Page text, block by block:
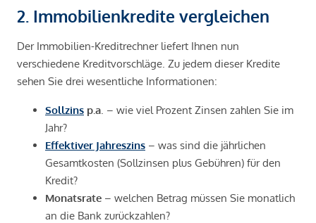
2. Immobilienkredite vergleichen
Der Immobilien-Kreditrechner liefert Ihnen nun
verschiedene Kreditvorschläge. Zu jedem dieser Kredite
sehen Sie drei wesentliche Informationen:
Sollzins p.a . – wie viel Prozent Zinsen zahlen Sie im
Jahr?
Effektiver Jahreszins – was sind die jährlichen
Gesamtkosten (Sollzinsen plus Gebühren) für den
Kredit?
Monatsrate – welchen Betrag müssen Sie monatlich
an die Bank zurückzahlen?